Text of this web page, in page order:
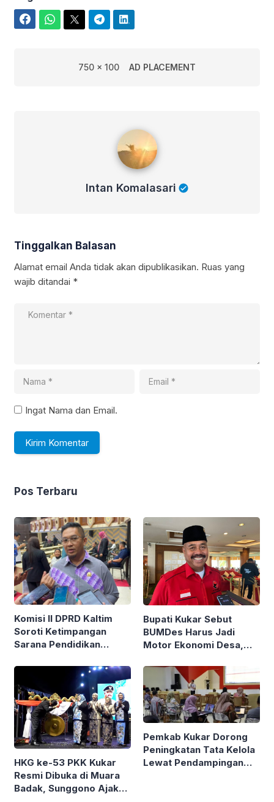
750 x 100 AD PLACEMENT
Intan Komalasari
Tinggalkan Balasan
Alamat email Anda tidak akan dipublikasikan. Ruas yang
wajib ditandai *
Ingat Nama dan Email.
Pos Terbaru
Komisi II DPRD Kaltim
Soroti Ketimpangan
Sarana Pendidikan
Bupati Kukar Sebut
BUMDes Harus Jadi
Motor Ekonomi Desa,
Formalitas
HKG ke-53 PKK Kukar
Resmi Dibuka di Muara
Badak, Sunggono Ajak
Pemkab Kukar Dorong
Peningkatan Tata Kelola
Lewat Pendampingan